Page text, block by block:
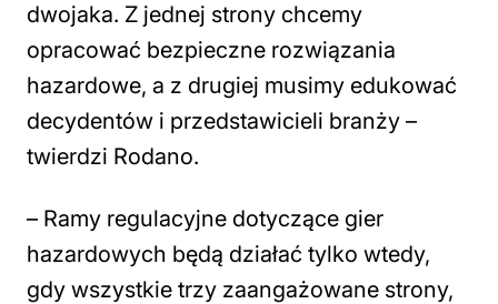
dwojaka. Z jednej strony chcemy
opracować bezpieczne rozwiązania
hazardowe, a z drugiej musimy edukować
decydentów i przedstawicieli branży –
twierdzi Rodano.
– Ramy regulacyjne dotyczące gier
hazardowych będą działać tylko wtedy,
gdy wszystkie trzy zaangażowane strony,